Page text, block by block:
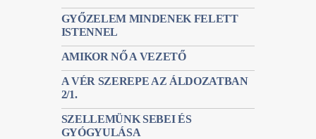
GYŐZELEM MINDENEK FELETT
ISTENNEL
AMIKOR NŐ A VEZETŐ
A VÉR SZEREPE AZ ÁLDOZATBAN
2/1.
SZELLEMÜNK SEBEI ÉS
GYÓGYULÁSA